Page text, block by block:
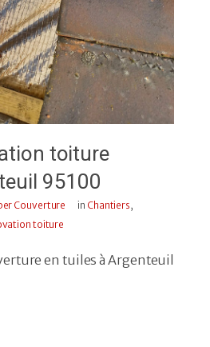
toiture
95100
Couverture in Chantiers,
toiture
en tuiles à Argenteuil